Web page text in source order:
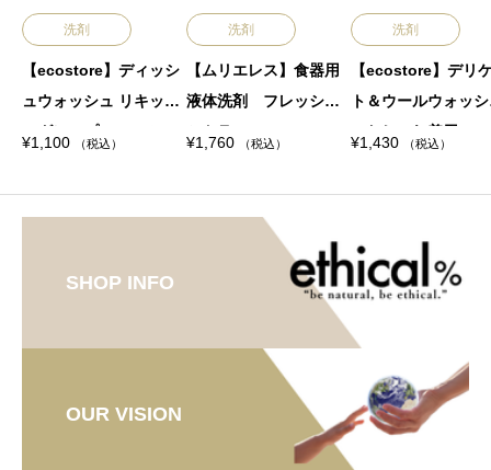
ってください。
※用途以外に使用しないでください。
※目に入った場合はすぐに水で充分に洗い流してくださ
け、冷暗所に保管してください。
1cup＝10ml 全自動型 45〜55L 3cup / 55〜70L
ドラム型 4〜5kg 3cup / 5〜7kg 5cup
洗剤
【ecostore】ディッシ
ュウォッシュ リキッド
＜グレープフルーツ＞
¥1,100 （税込）
洗剤
【ムリエレス】食器用
液体洗剤 フレッシュ
シトラス
¥1,760 （税込）
洗剤
【ecostore】デリ
ト＆ウールウォッ
＜おしゃれ着用＞1L
¥1,430 （税込）
SHOP INFO
OUR VISION